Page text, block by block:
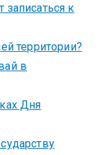
к
территории?
в
Дня